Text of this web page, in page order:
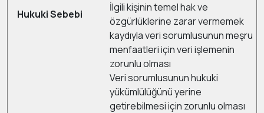
Hukuki Sebebi
İlgili kişinin temel hak ve
özgürlüklerine zarar vermemek
kaydıyla veri sorumlusunun meşru
menfaatleri için veri işlemenin
zorunlu olması
Veri sorumlusunun hukuki
yükümlülüğünü yerine
getirebilmesi için zorunlu olması